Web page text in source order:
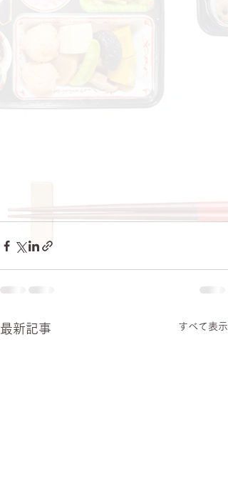
最新記事 すべて表示